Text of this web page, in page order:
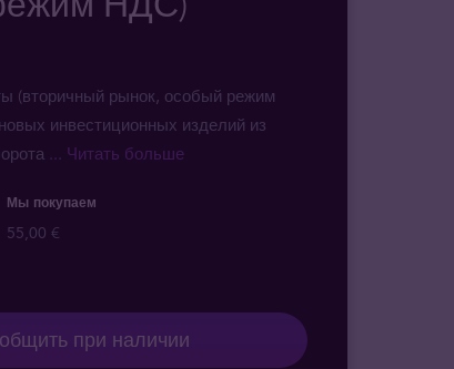
(вторичный рынок, особый режим
инвестиционных изделий из
... Читать больше
Мы покупаем
55,00 €
при наличии